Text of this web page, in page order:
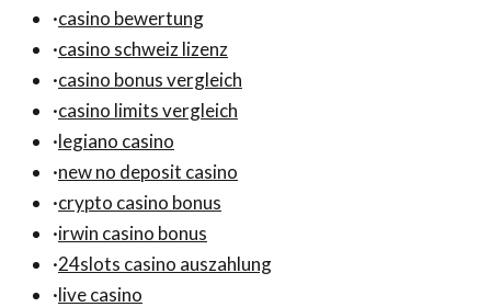
·casino bewertung
·casino schweiz lizenz
·casino bonus vergleich
·casino limits vergleich
·legiano casino
·new no deposit casino
·crypto casino bonus
·irwin casino bonus
·24slots casino auszahlung
·live casino